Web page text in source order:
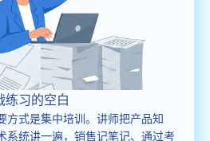
练习的空白
方式是集中培训。讲师把产品知
系统讲一遍，销售记笔记、通过考